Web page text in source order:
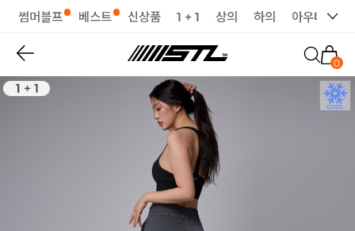
썸머블프 베스트 신상품 1 + 1 상의 하의 아우터
0